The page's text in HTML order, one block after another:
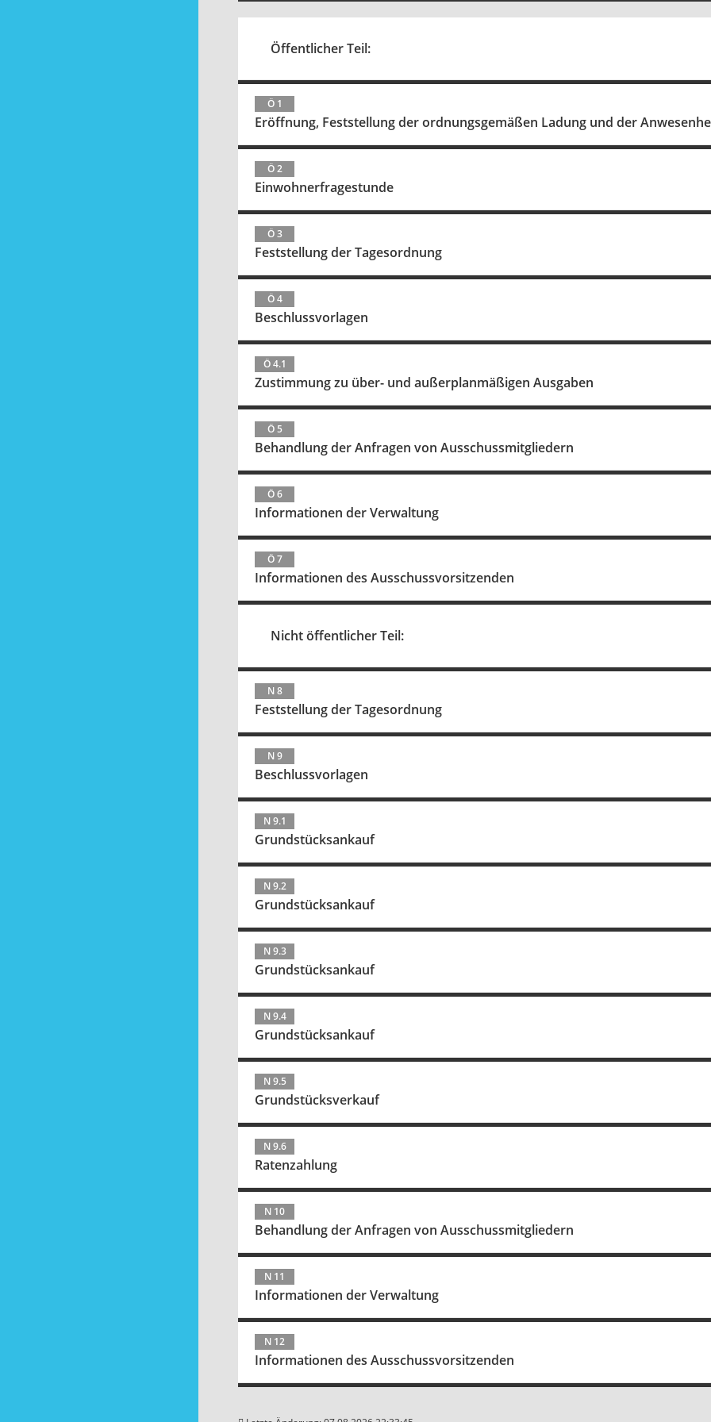
Öffentlicher Teil:
Ö 1
Eröffnung, Feststellung der ordnungsgemäßen Ladung und der
Ö 2
Einwohnerfragestunde
Ö 3
Feststellung der Tagesordnung
Ö 4
Beschlussvorlagen
Ö 4.1
Zustimmung zu über- und außerplanmäßigen Ausgaben
Ö 5
Behandlung der Anfragen von Ausschussmitgliedern
Ö 6
Informationen der Verwaltung
Ö 7
Informationen des Ausschussvorsitzenden
Nicht öffentlicher Teil:
N 8
Feststellung der Tagesordnung
N 9
Beschlussvorlagen
N 9.1
Grundstücksankauf
N 9.2
Grundstücksankauf
N 9.3
Grundstücksankauf
N 9.4
Grundstücksankauf
N 9.5
Grundstücksverkauf
N 9.6
Ratenzahlung
N 10
Behandlung der Anfragen von Ausschussmitgliedern
N 11
Informationen der Verwaltung
N 12
Informationen des Ausschussvorsitzenden